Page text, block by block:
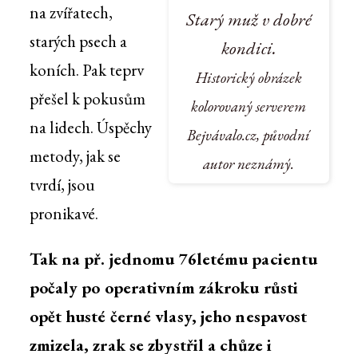
Starý muž v dobré
kondici.
Historický obrázek
kolorovaný serverem
Bejvávalo.cz, původní
autor neznámý.
na zvířatech,
starých psech a
koních. Pak teprv
přešel k pokusům
na lidech. Úspěchy
metody, jak se
tvrdí, jsou
pronikavé.
Tak na př. jednomu 76letému pacientu
počaly po operativním zákroku růsti
opět husté černé vlasy, jeho nespavost
zmizela, zrak se zbystřil a chůze i